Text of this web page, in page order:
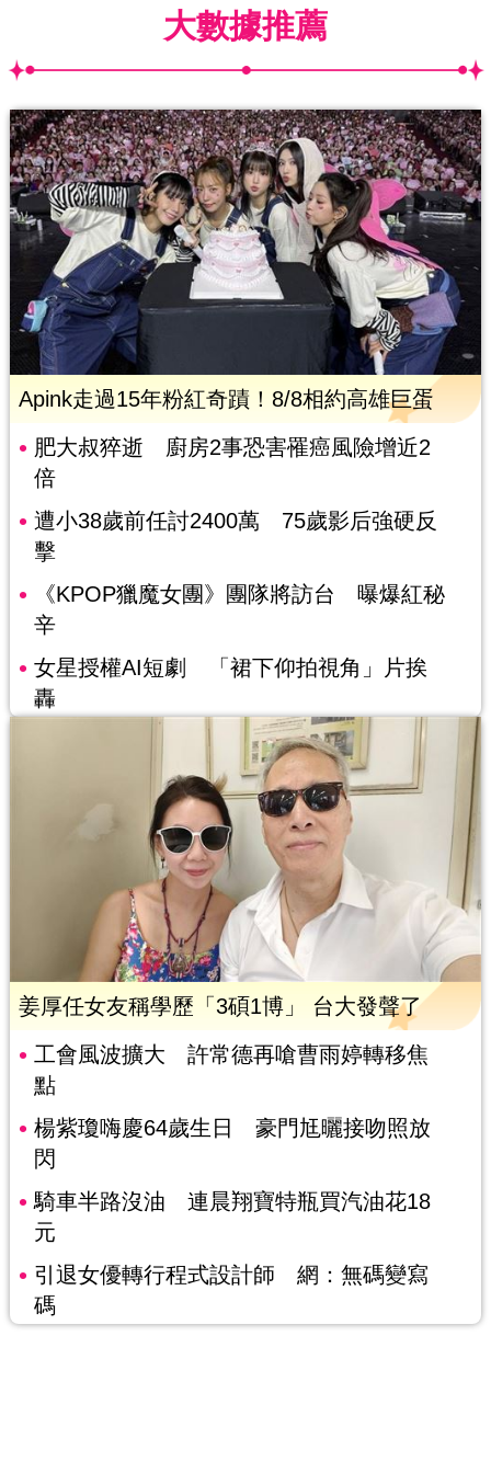
大數據推薦
Apink走過15年粉紅奇蹟！8/8相約高雄巨蛋
肥大叔猝逝 廚房2事恐害罹癌風險增近2
倍
遭小38歲前任討2400萬 75歲影后強硬反
擊
《KPOP獵魔女團》團隊將訪台 曝爆紅秘
辛
女星授權AI短劇 「裙下仰拍視角」片挨
轟
姜厚任女友稱學歷「3碩1博」 台大發聲了
工會風波擴大 許常德再嗆曹雨婷轉移焦
點
楊紫瓊嗨慶64歲生日 豪門尪曬接吻照放
閃
騎車半路沒油 連晨翔寶特瓶買汽油花18
元
引退女優轉行程式設計師 網：無碼變寫
碼